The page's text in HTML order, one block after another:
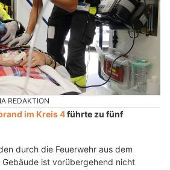
REDAKTION
im Kreis 4führte zu fünf
durch die Feuerwehr aus dem
ist vorübergehend nicht